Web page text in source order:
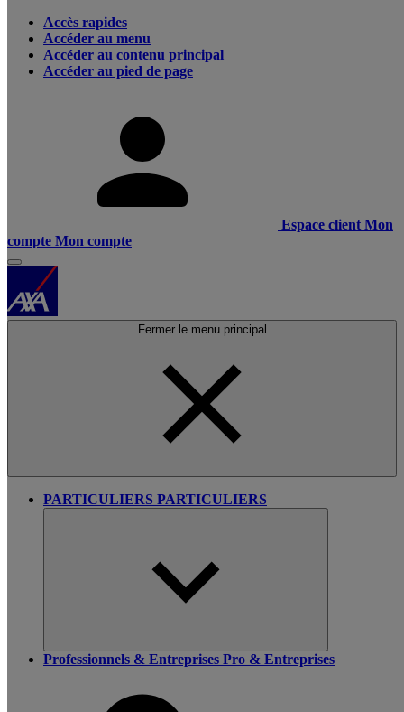
Accès rapides
Accéder au menu
Accéder au contenu principal
Accéder au pied de page
Espace client Mon
compte Mon compte
Fermer le menu principal
PARTICULIERS PARTICULIERS
Professionnels & Entreprises Pro & Entreprises